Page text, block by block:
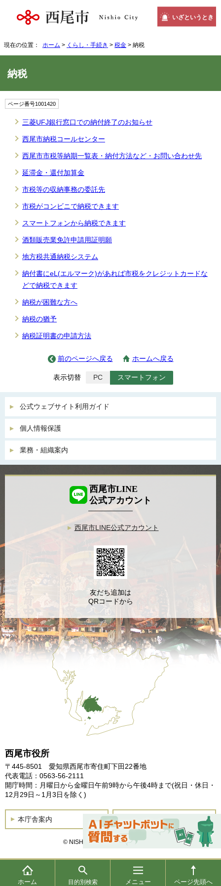
いざというとき
現在の位置： ホーム > くらし・手続き > 税金 > 納税
納税
ページ番号1001420
三菱UFJ銀行窓口での納付終了のお知らせ
西尾市納税コールセンター
西尾市市税等納期一覧表・納付方法など・お問い合わせ先
延滞金・還付加算金
市税等の収納事務の委託先
市税がコンビニで納税できます
スマートフォンから納税できます
酒類販売業免許申請用証明願
地方税共通納税システム
納付書にeL(エルマーク)があれば市税をクレジットカードな
どで納税できます
納税が困難な方へ
納税の猶予
納税証明書の申請方法
前のページへ戻る ホームへ戻る
表示切替 PC スマートフォン
ホーム 目的別検索 メニュー ページ先頭へ
公式ウェブサイト利用ガイド
個人情報保護
業務・組織案内
西尾市役所
〒445-8501 愛知県西尾市寄住町下田22番地
代表電話：0563-56-2111
開庁時間：月曜日から金曜日午前9時から午後4時まで(祝日・休日・
12月29日～1月3日を除く)
本庁舎案内 土曜開庁
© NISHIO City, All Rights Reserved.
西尾市LINE
公式アカウント
西尾市LINE公式アカウント
友だち追加は
QRコードから